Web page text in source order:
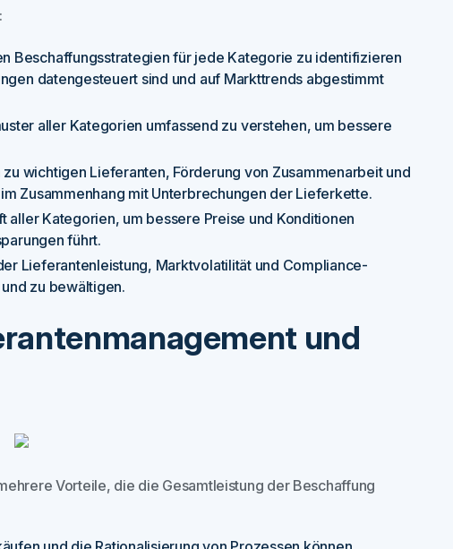
Beschaffungsstrategien für jede Kategorie zu identifizieren
datengesteuert sind und auf Markttrends abgestimmt
aller Kategorien umfassend zu verstehen, um bessere
wichtigen Lieferanten, Förderung von Zusammenarbeit und
Zusammenhang mit Unterbrechungen der Lieferkette.
aller Kategorien, um bessere Preise und Konditionen
führt.
Lieferantenleistung, Marktvolatilität und Compliance-
zu bewältigen.
und
Vorteile, die die Gesamtleistung der Beschaffung